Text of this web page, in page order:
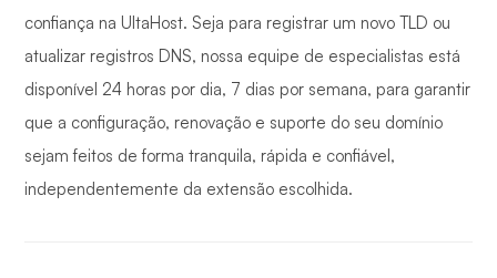
confiança na UltaHost. Seja para registrar um novo TLD ou
atualizar registros DNS, nossa equipe de especialistas está
disponível 24 horas por dia, 7 dias por semana, para garantir
que a configuração, renovação e suporte do seu domínio
sejam feitos de forma tranquila, rápida e confiável,
independentemente da extensão escolhida.